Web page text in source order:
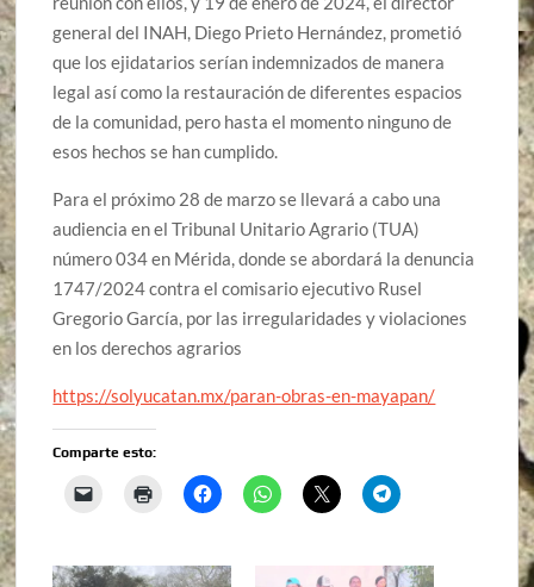
general del INAH, Diego Prieto Hernández, prometió
que los ejidatarios serían indemnizados de manera
legal así como la restauración de diferentes espacios
de la comunidad, pero hasta el momento ninguno de
esos hechos se han cumplido.
Para el próximo 28 de marzo se llevará a cabo una
audiencia en el Tribunal Unitario Agrario (TUA)
número 034 en Mérida, donde se abordará la denuncia
1747/2024 contra el comisario ejecutivo Rusel
Gregorio García, por las irregularidades y violaciones
en los derechos agrarios
https://solyucatan.mx/paran-obras-en-mayapan/
Comparte esto: